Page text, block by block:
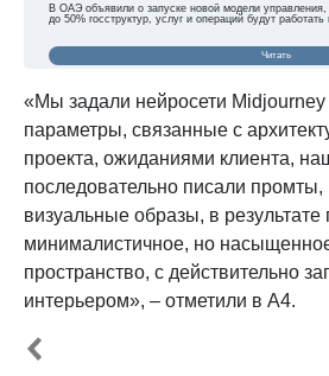
В ОАЭ объявили о запуске новой модели управления,
до 50% госструктур, услуг и операций будут работать
Читать
«Мы задали нейросети
параметры, связанные с
проекта, ожиданиями клиента,
последовательно писали промты,
визуальные образы, в результате
минималистичное, но
пространство, с действительно
интерьером», – отметили в А4.